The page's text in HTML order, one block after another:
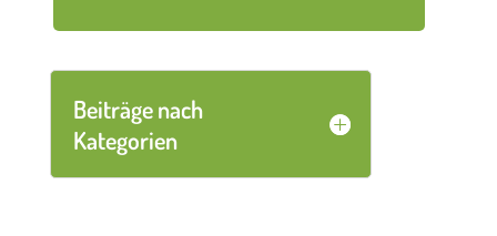
Beiträge nach
Kategorien